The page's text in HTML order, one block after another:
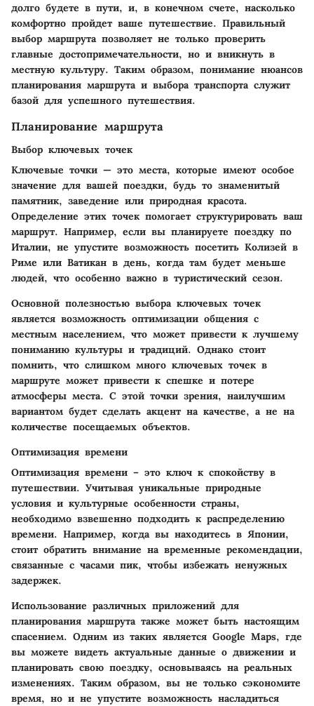
долго будете в пути, и, в конечном счете, насколько
комфортно пройдет ваше путешествие. Правильный
выбор маршрута позволяет не только проверить
главные достопримечательности, но и вникнуть в
местную культуру. Таким образом, понимание нюансов
планирования маршрута и выбора транспорта служит
базой для успешного путешествия.
Планирование маршрута
Выбор ключевых точек
Ключевые точки — это места, которые имеют особое
значение для вашей поездки, будь то знаменитый
памятник, заведение или природная красота.
Определение этих точек помогает структурировать ваш
маршрут. Например, если вы планируете поездку по
Италии, не упустите возможность посетить Колизей в
Риме или Ватикан в день, когда там будет меньше
людей, что особенно важно в туристический сезон.
Основной полезностью выбора ключевых точек
является возможность оптимизации общения с
местным населением, что может привести к лучшему
пониманию культуры и традиций. Однако стоит
помнить, что слишком много ключевых точек в
маршруте может привести к спешке и потере
атмосферы места. С этой точки зрения, наилучшим
вариантом будет сделать акцент на качестве, а не на
количестве посещаемых объектов.
Оптимизация времени
Оптимизация времени – это ключ к спокойству в
путешествии. Учитывая уникальные природные
условия и культурные особенности страны,
необходимо взвешенно подходить к распределению
времени. Например, когда вы находитесь в Японии,
стоит обратить внимание на временные рекомендации,
связанные с часами пик, чтобы избежать ненужных
задержек.
Использование различных приложений для
планирования маршрута также может быть настоящим
спасением. Одним из таких является Google Maps, где
вы можете видеть актуальные данные о движении и
планировать свою поездку, основываясь на реальных
изменениях. Таким образом, вы не только сэкономите
время, но и не упустите возможность насладиться